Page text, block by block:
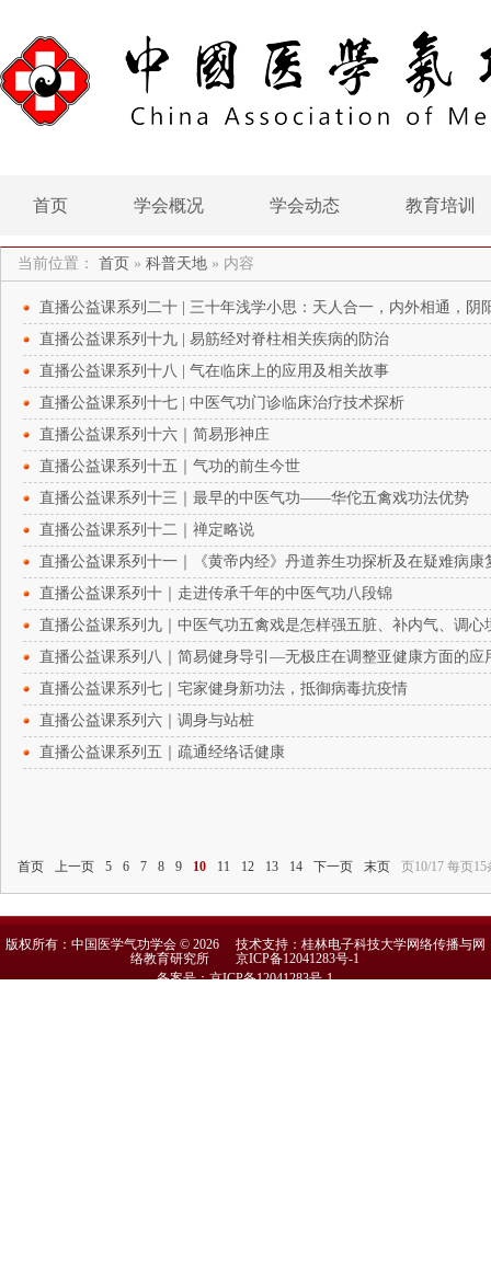
首页 学会概况 学会动态 教育培训
当前位置： 首页 » 科普天地 » 内容
直播公益课系列二十 | 三十年浅学小思：天人合一，内外相通，阴
直播公益课系列十九 | 易筋经对脊柱相关疾病的防治
直播公益课系列十八 | 气在临床上的应用及相关故事
直播公益课系列十七 | 中医气功门诊临床治疗技术探析
直播公益课系列十六｜简易形神庄
直播公益课系列十五｜气功的前生今世
直播公益课系列十三｜最早的中医气功——华佗五禽戏功法优势
直播公益课系列十二｜禅定略说
直播公益课系列十一｜《黄帝内经》丹道养生功探析及在疑难病康
直播公益课系列十｜走进传承千年的中医气功八段锦
直播公益课系列九｜中医气功五禽戏是怎样强五脏、补内气、调心
直播公益课系列八｜简易健身导引—无极庄在调整亚健康方面的应
直播公益课系列七｜宅家健身新功法，抵御病毒抗疫情
直播公益课系列六｜调身与站桩
直播公益课系列五｜疏通经络话健康
首页 上一页 5 6 7 8 9 10 11 12 13 14 下一页 末页 页10/17 每页15
版权所有：中国医学气功学会 © 2026 技术支持：桂林电子科技大学网络传播与网
络教育研究所京ICP备12041283号-1
备案号：京ICP备12041283号-1